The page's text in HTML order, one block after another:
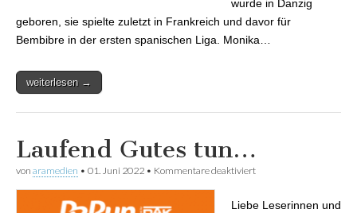
wurde in Danzig
geboren, sie spielte zuletzt in Frankreich und davor für
Bembibre in der ersten spanischen Liga. Monika…
weiterlesen →
Laufend Gutes tun…
von aramedien • 01. Juni 2022 • Kommentare deaktiviert
Liebe Leserinnen und